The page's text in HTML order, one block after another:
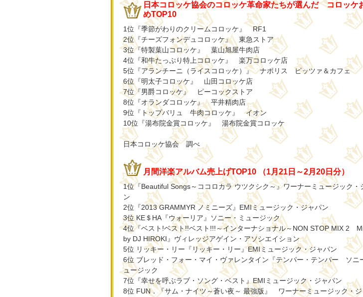
日本コロッケ協会のコロッケ革命家たちが選んだ コロッケ
めTOP10
1位『季節がわりのクリームコロッケ』 RF1
2位『チーズフォンデュコロッケ』 東急ストア
3位『特製葉山コロッケ』 葉山旭屋牛肉店
4位『和牛たっぷり特上コロッケ』 楽万コロッケ店
5位『アランチーニ（ライスコロッケ）』 ナポリス ピッツァ＆カフェ
6位『明太子コロッケ』 山田コロッケ店
7位『男爵コロッケ』 ピーコックストア
8位『オランダコロッケ』 平井精肉店
9位『トップバリュ 牛肉コロッケ』 イオン
10位『湯布院金賞コロッケ』 湯布院金賞コロッケ
日本コロッケ協会 調べ
月間洋楽アルバム売上げTOP10 （1月21日～2月20日分）
1位『Beautiful Songs～ココロカラ ウツクシク～』ワーナーミュージック・
ン
2位『2013 GRAMMYR ノミニーズ』EMIミュージック・ジャパン
3位 KE＄HA『ウォーリア』ソニー・ミュージック
4位『ベスト!ベスト!!ベスト!!!～インターナショナル～NON STOP MIX 2
by DJ HIROKI』ヴィレッジアゲイン・アソシエイション
5位 リッキー・リー『リッキー・リー』EMIミュージック・ジャパン
6位 ブレッド・フォー・マイ・ヴァレンタイン『テンパー・テンパー ソニ
ュージック
7位『幸せを呼ぶラブ・ソング・ベスト』EMIミュージック・ジャパン
8位 FUN．『サム・ナイツ～蒼い夜～ 最強版』 ワーナーミュージック・